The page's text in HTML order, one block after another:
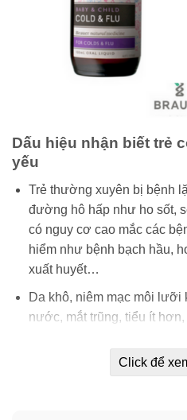
Dấu hiệu nhận biết trẻ
yếu
Trẻ thường xuyên bị bệnh
đường hô hấp như ho sốt,
có nguy cơ cao mắc các
hiểm như bệnh bạch hầu,
xuất huyết…
Da khô, niêm mạc môi lưỡi
nước, mắt trũng, tiểu ít
Trẻ thích ăn đồ ngọt, thèm
Click để